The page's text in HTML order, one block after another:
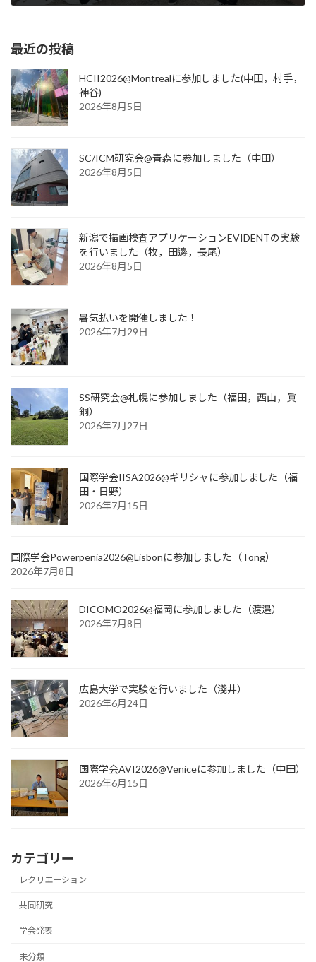
最近の投稿
HCII2026@Montrealに参加しました(中田，村手，
神谷)
2026年8月5日
SC/ICM研究会@青森に参加しました（中田）
2026年8月5日
新潟で描画検査アプリケーションEVIDENTの実験
を行いました（牧，田邊，長尾）
2026年8月5日
暑気払いを開催しました！
2026年7月29日
SS研究会@札幌に参加しました（福田，西山，眞
銅）
2026年7月27日
国際学会IISA2026@ギリシャに参加しました（福
田・日野）
2026年7月15日
国際学会Powerpenia2026@Lisbonに参加しました（Tong）
2026年7月8日
DICOMO2026@福岡に参加しました（渡邉）
2026年7月8日
広島大学で実験を行いました（淺井）
2026年6月24日
国際学会AVI2026@Veniceに参加しました（中田）
2026年6月15日
カテゴリー
レクリエーション
共同研究
学会発表
未分類